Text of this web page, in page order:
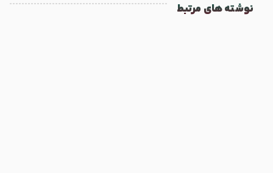
نوشته های مرتبط